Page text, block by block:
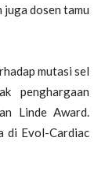
juga dosen tamu
mutasi sel
penghargaan
Linde Award.
di Evol-Cardiac